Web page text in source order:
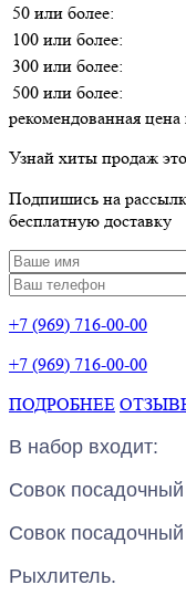
50 или более:
100 или более:
300 или более:
500 или более:
рекомендованная
Узнай хиты продаж
Подпишись на
бесплатную доставку
+7 (969) 716-00-00
+7 (969) 716-00-00
ПОДРОБНЕЕ
В набор входит:
Совок
Совок посадочный
Рыхлитель.